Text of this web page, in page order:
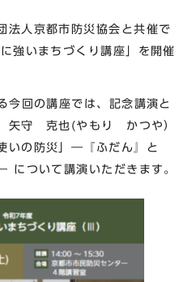
法人京都市防災協会と共催で
強いまちづくり講座」を開催
回の講座では、記念講演と
矢守 克也(やもり かつや）
いの防災」―『ふだん』と
について講演いただきます。